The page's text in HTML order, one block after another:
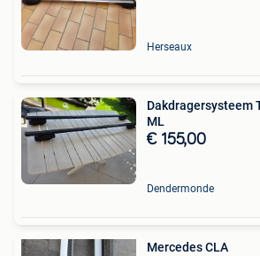
Herseaux
Dakdragersysteem
ML
€ 155,00
Dendermonde
Mercedes CLA